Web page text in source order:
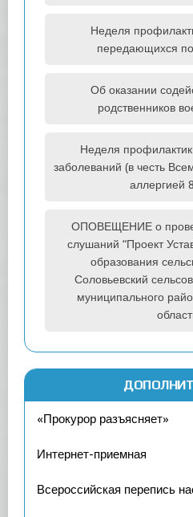
Неделя
передающихся
Об оказании
родственников
Неделя
заболеваний (в честь
аллергией
ОПОВЕЩЕНИЕ о
слушаний “Проект
образования
Соловьевский
муниципального
«Прокурор разъясняет»
Интернет-приемная
Всероссийская перепись